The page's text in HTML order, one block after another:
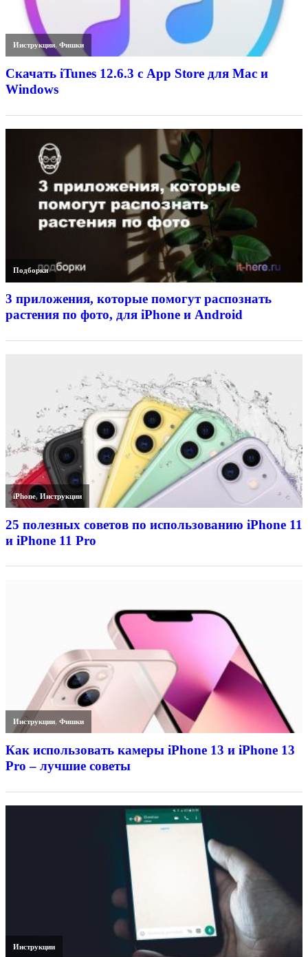
Инструкции,Фишки
Скачать iTunes 12.6.3 с App Store для Mac и
Windows
Подборки
3 приложения, которые помогут распознать
растения по фото, для iPhone и Android
iPhone,Инструкции
25 полезных советов по использованию iPhone 11
и iPhone 11 Pro
Инструкции,Фишки
Как использовать камеры iPhone 13 и iPhone 13
Pro – лучшие советы
Инструкции